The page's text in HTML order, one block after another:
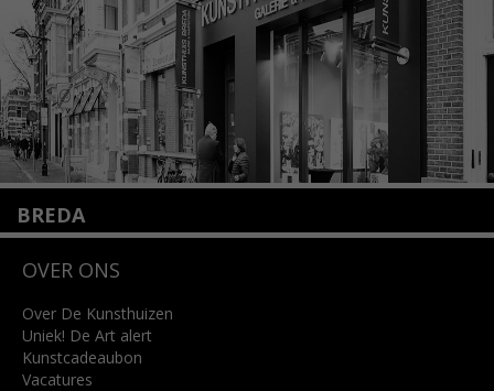
Lees meer
BREDA
4818 SB Breda
info@kunsthuisbreda.nl
Lees meer
OVER ONS
Over De Kunsthuizen
Uniek! De Art alert
Kunstcadeaubon
Vacatures